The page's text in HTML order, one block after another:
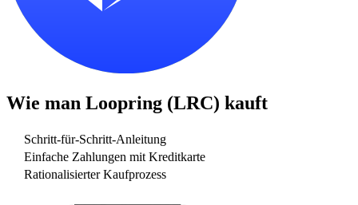
Wie man Loopring (LRC) kauft
Schritt-für-Schritt-Anleitung
Einfache Zahlungen mit Kreditkarte
Rationalisierter Kaufprozess